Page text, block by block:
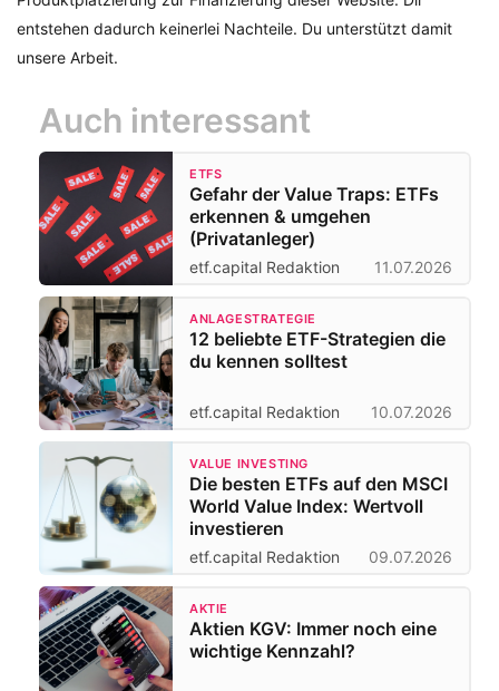
entstehen dadurch keinerlei Nachteile. Du unterstützt damit
unsere Arbeit.
Auch interessant
ETFS
Gefahr der Value Traps: ETFs
erkennen & umgehen
(Privatanleger)
etf.capital Redaktion 11.07.2026
ANLAGESTRATEGIE
12 beliebte ETF-Strategien die
du kennen solltest
etf.capital Redaktion 10.07.2026
VALUE INVESTING
Die besten ETFs auf den MSCI
World Value Index: Wertvoll
investieren
etf.capital Redaktion 09.07.2026
AKTIE
Aktien KGV: Immer noch eine
wichtige Kennzahl?